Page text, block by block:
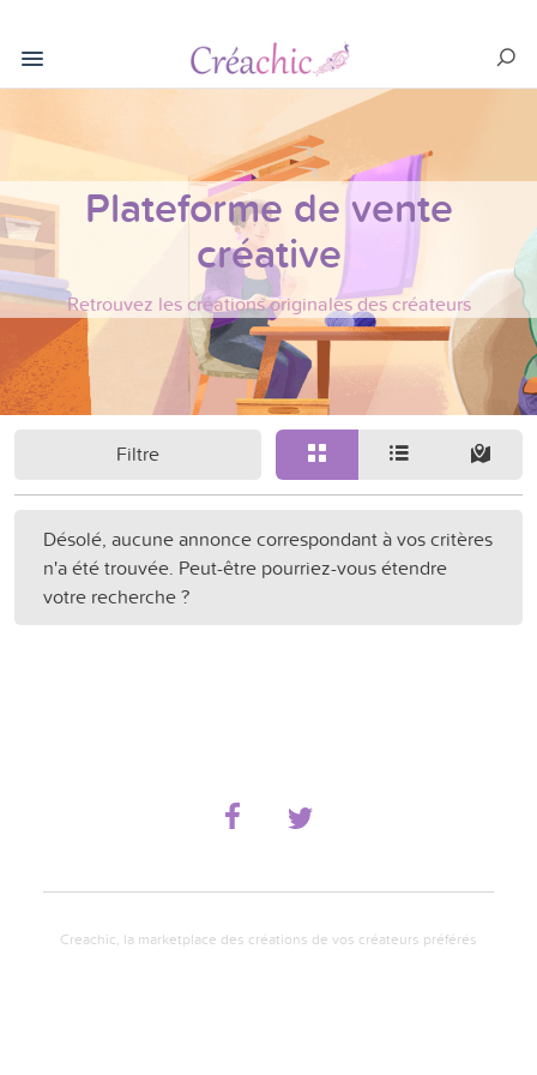
Plateforme de vente
créative
Retrouvez les créations originales des créateurs
Filtre
Désolé, aucune annonce correspondant à vos critères
n'a été trouvée. Peut-être pourriez-vous étendre
votre recherche ?
Creachic, la marketplace des créations de vos créateurs préférés